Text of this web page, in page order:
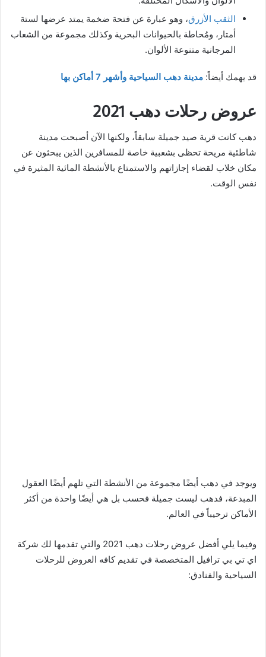
الثقب الأزرق، وهو عبارة عن فتحة ضخمة يمتد عرضها لستة
أمتار، ومُحاطة بالحيوانات البحرية وكذلك مجموعة من الشعاب
المرجانية متنوعة الألوان.
قد يهمك أيضاً: مدينة دهب السياحية وأشهر 7 أماكن بها
عروض رحلات دهب 2021
دهب كانت قرية صيد جميلة سابقاً، ولكنها الآن أصبحت مدينة
شاطئية مريحة تحظى بشعبية خاصة للمسافرين الذين يبحثون عن
مكان خلاب لقضاء إجازاتهم والاستمتاع بالأنشطة المائية المثيرة في
نفس الوقت.
ويوجد في دهب أيضًا مجموعة من الأنشطة التي تلهم أيضًا العقول
المبدعة، فدهب ليست جميلة فحسب بل هي أيضًا واحدة من أكثر
الأماكن ترحيباً في العالم.
وفيما يلي أفضل عروض رحلات دهب 2021 والتي تقدمها لك شركة
اي تي بي ترافيل المتخصصة في تقديم كافه العروض للرحلات
السياحية والفنادق: